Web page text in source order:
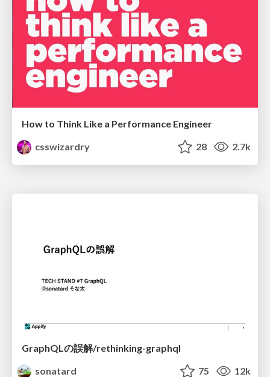
How to Think Like a Performance Engineer
csswizardry
28 2.7k
GraphQLの誤解/rethinking-graphql
sonatard
75 12k